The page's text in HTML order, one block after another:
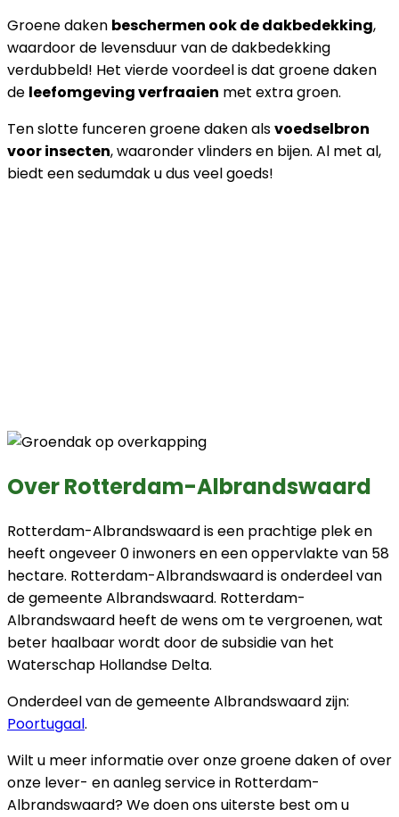
Groene daken beschermen ook de dakbedekking,
waardoor de levensduur van de dakbedekking
verdubbeld! Het vierde voordeel is dat groene daken
de leefomgeving verfraaien met extra groen.
Ten slotte funceren groene daken alsvoedselbron
voor insecten, waaronder vlinders en bijen. Al met al,
biedt een sedumdak u dus veel goeds!
Over Rotterdam-Albrandswaard
Rotterdam-Albrandswaard is een prachtige plek en
heeft ongeveer 0 inwoners en een oppervlakte van 58
hectare. Rotterdam-Albrandswaard is onderdeel van
de gemeente Albrandswaard. Rotterdam-
Albrandswaard heeft de wens om te vergroenen, wat
beter haalbaar wordt door de subsidie van het
Waterschap Hollandse Delta.
Onderdeel van de gemeente Albrandswaard zijn:
Poortugaal.
Wilt u meer informatie over onze groene daken of over
onze lever- en aanleg service in Rotterdam-
Albrandswaard? We doen ons uiterste best om u